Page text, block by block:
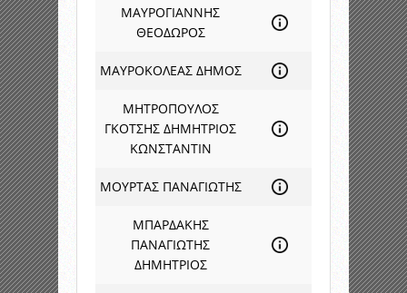
ΜΑΥΡΟΓΙΑΝΝΗΣ
ΘΕΟΔΩΡΟΣ
ΜΑΥΡΟΚΟΛΕΑΣ ΔΗΜΟΣ
ΜΗΤΡΟΠΟΥΛΟΣ
ΓΚΟΤΣΗΣ ΔΗΜΗΤΡΙΟΣ
ΚΩΝΣΤΑΝΤΙΝ
ΜΟΥΡΤΑΣ ΠΑΝΑΓΙΩΤΗΣ
ΜΠΑΡΔΑΚΗΣ
ΠΑΝΑΓΙΩΤΗΣ
ΔΗΜΗΤΡΙΟΣ